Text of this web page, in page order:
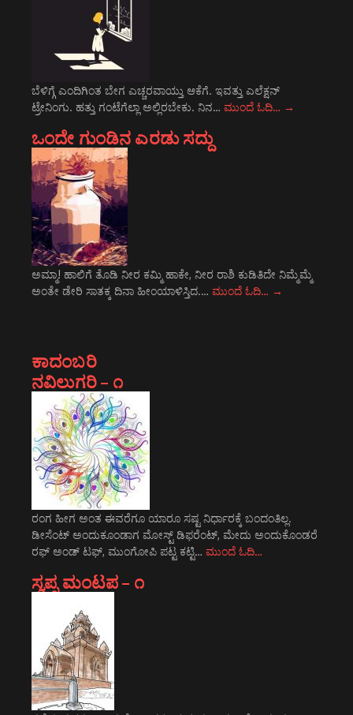
ಬೆಳಿಗ್ಗೆ ಎಂದಿಗಿಂತ ಬೇಗ ಎಚ್ಚರವಾಯ್ತು ಆಕೆಗೆ. ಇವತ್ತು ಎಲೆಕ್ಷನ್
ಟ್ರೇನಿಂಗು. ಹತ್ತು ಗಂಟೆಗೆಲ್ಲಾ ಅಲ್ಲಿರಬೇಕು. ನಿನ… ಮುಂದೆ ಓದಿ… →
ಒಂದೇ ಗುಂಡಿನ ಎರಡು ಸದ್ದು
ಅಮ್ಮಾ! ಹಾಲಿಗೆ ತೊಡಿ ನೀರ ಕಮ್ಮಿ ಹಾಕೇ, ನೀರ ರಾಶಿ ಕುಡಿತಿದೇ ನಿಮ್ಮೆಮ್ಮೆ
ಅಂತೇ ಡೇರಿ ಸಾತಕ್ಕ ದಿನಾ ಹೀಂಯಾಳಿಸ್ತಿದ.… ಮುಂದೆ ಓದಿ… →
ಕಾದಂಬರಿ
ನವಿಲುಗರಿ – ೧
ರಂಗ ಹೀಗ ಅಂತ ಈವರೆಗೂ ಯಾರೂ ಸಷ್ಟ ನಿರ್ಧಾರಕ್ಕೆ ಬಂದಂತಿಲ್ಲ.
ಡೀಸೆಂಟ್ ಅಂದುಕೂಂಡಾಗ ಮೋಸ್ಟ್‌ ಡಿಫರೆಂಟ್‌, ಮೇದು ಅಂದುಕೊಂಡರೆ
ರಫ್ ಅಂಡ್ ಟಫ್, ಮುಂಗೋಪಿ ಪಟ್ಟ ಕಟ್ಟಿ… ಮುಂದೆ ಓದಿ…
ಸ್ವಪ್ನ ಮಂಟಪ – ೧